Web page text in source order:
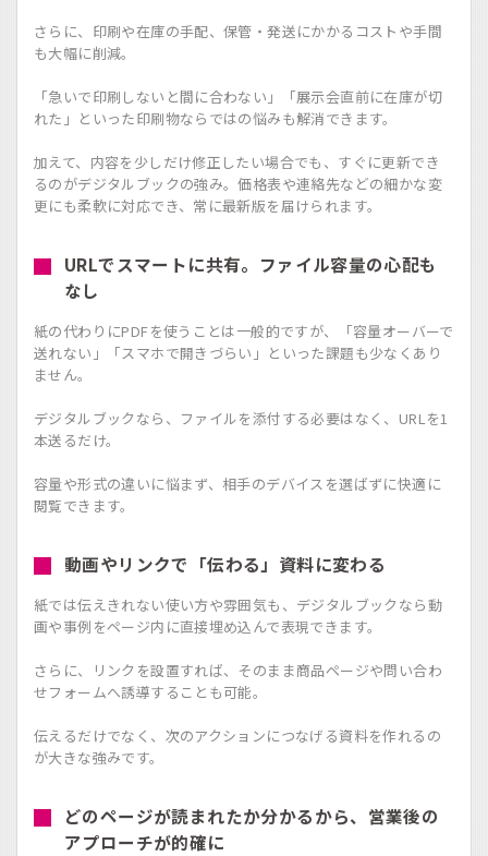
さらに、印刷や在庫の手配、保管・発送にかかるコストや手間
も大幅に削減。
「急いで印刷しないと間に合わない」「展示会直前に在庫が切
れた」といった印刷物ならではの悩みも解消できます。
加えて、内容を少しだけ修正したい場合でも、すぐに更新でき
るのがデジタルブックの強み。価格表や連絡先などの細かな変
更にも柔軟に対応でき、常に最新版を届けられます。
URLでスマートに共有。ファイル容量の心配も
なし
紙の代わりにPDFを使うことは一般的ですが、「容量オーバーで
送れない」「スマホで開きづらい」といった課題も少なくあり
ません。
デジタルブックなら、ファイルを添付する必要はなく、URLを1
本送るだけ。
容量や形式の違いに悩まず、相手のデバイスを選ばずに快適に
閲覧できます。
動画やリンクで「伝わる」資料に変わる
紙では伝えきれない使い方や雰囲気も、デジタルブックなら動
画や事例をページ内に直接埋め込んで表現できます。
さらに、リンクを設置すれば、そのまま商品ページや問い合わ
せフォームへ誘導することも可能。
伝えるだけでなく、次のアクションにつなげる資料を作れるの
が大きな強みです。
どのページが読まれたか分かるから、営業後の
アプローチが的確に